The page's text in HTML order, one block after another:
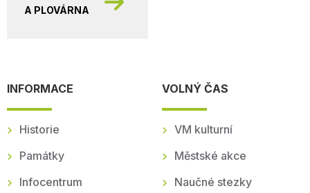
A PLOVÁRNA
INFORMACE
Historie
Památky
Infocentrum
VOLNÝ ČAS
VM kulturní
Městské akce
Naučné stezky